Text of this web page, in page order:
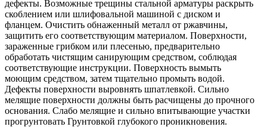
дефекты. Возможные трещины стальной арматуры раскрыть
скоблением или шлифовальной машиной с диском и
фланцем. Очистить обнаженный металл от ржавчины,
защитить его соответствующим материалом. Поверхности,
зараженные грибком или плесенью, предварительно
обработать чистящим санирующим средством, соблюдая
соответствующие инструкции. Поверхность вымыть
моющим средством, затем тщательно промыть водой.
Дефекты поверхности выровнять шпатлевкой. Сильно
мелящие поверхности должны быть расчищены до прочного
основания. Слабо мелящие и сильно впитывающие участки
прогрунтовать Грунтовкой глубокого проникновения.